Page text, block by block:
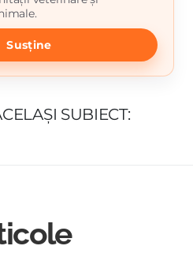
Susține
SUBIECT: